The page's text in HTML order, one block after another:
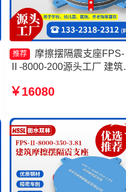
推荐
摩擦摆隔震支座FPS-
Ⅱ-8000-200源头工厂 建筑
摩擦隔震支座生产厂家一
家
￥16080